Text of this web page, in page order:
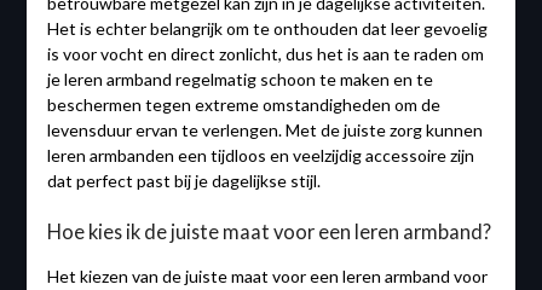
Het is echter belangrijk om te onthouden dat leer gevoelig
is voor vocht en direct zonlicht, dus het is aan te raden om
je leren armband regelmatig schoon te maken en te
beschermen tegen extreme omstandigheden om de
levensduur ervan te verlengen. Met de juiste zorg kunnen
leren armbanden een tijdloos en veelzijdig accessoire zijn
dat perfect past bij je dagelijkse stijl.
Hoe kies ik de juiste maat voor een leren armband?
Het kiezen van de juiste maat voor een leren armband voor